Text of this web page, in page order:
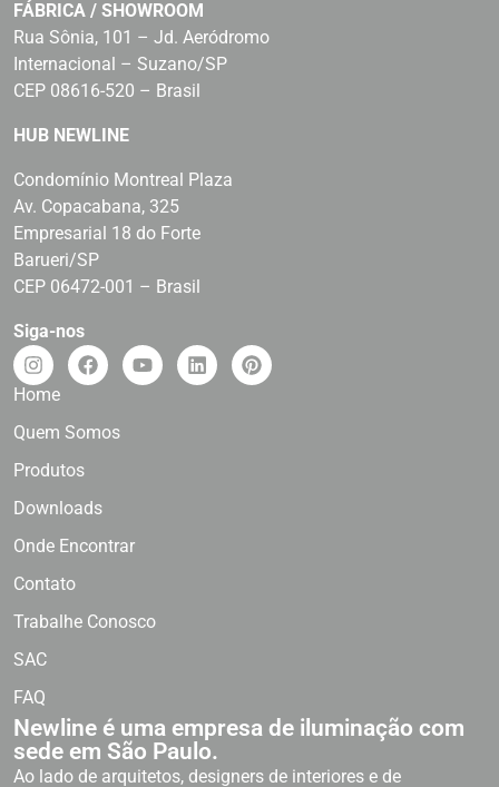
FÁBRICA / SHOWROOM
Rua Sônia, 101 – Jd. Aeródromo
Internacional – Suzano/SP
CEP 08616-520 – Brasil
HUB NEWLINE
Condomínio Montreal Plaza
Av. Copacabana, 325
Empresarial 18 do Forte
Barueri/SP
CEP 06472-001 – Brasil
Siga-nos
Home
Quem Somos
Produtos
Downloads
Onde Encontrar
Contato
Trabalhe Conosco
SAC
FAQ
Newline é uma empresa de iluminação com
sede em São Paulo.
Ao lado de arquitetos, designers de interiores e de